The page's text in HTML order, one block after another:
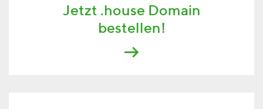
Jetzt .house Domain
bestellen!